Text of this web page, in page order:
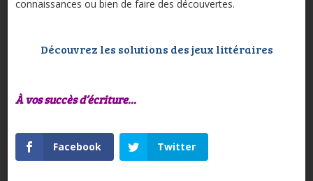
connaissances ou bien de faire des découvertes.
Découvrez les solutions des jeux littéraires
À vos succès d’écriture…
Facebook Twitter